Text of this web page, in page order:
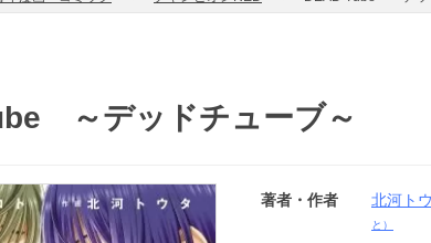
～デッドチューブ～
著者・作者 北河ト
と）